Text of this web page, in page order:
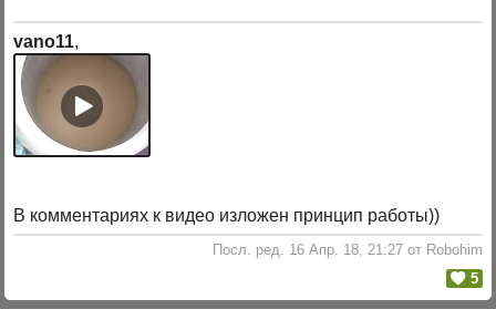
vano11,
В комментариях к видео изложен принцип работы))
Посл. ред. 16 Апр. 18, 21:27 от Robohim
5